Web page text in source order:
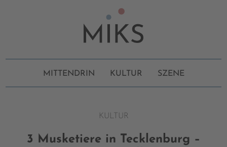
MITTENDRIN KULTUR SZENE
KULTUR
3 Musketiere in Tecklenburg –